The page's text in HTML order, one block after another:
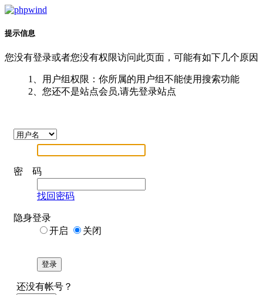
提示信息
您没有登录或者您没有权限访问此页面，可能有如下几个原因
1、用户组权限：你所属的用户组不能使用搜索功能
2、您还不是站点会员,请先登录站点
密 码
找回密码
隐身登录
开启
关闭
登录
还没有帐号？